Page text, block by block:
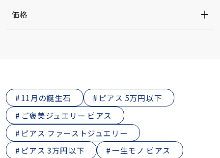
価格
11月の誕生石
ピアス 5万円以下
ご褒美ジュエリー ピアス
ピアス ファーストジュエリー
ピアス 3万円以下
一生モノ ピアス